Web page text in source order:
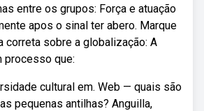
entre os grupos: Força e atuação
apos o sinal ter abero. Marque
correta sobre a globalização: A
processo que:
cultural em. Web — quais são
pequenas antilhas? Anguilla,